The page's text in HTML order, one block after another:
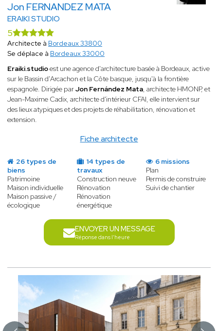
Jon FERNANDEZ MATA
ERAIKI STUDIO
Fiche architecte
5
Architecte à Bordeaux 33800
Se déplace à Bordeaux 33000
Eraiki.studioest une agence d'architecture basée à Bordeaux, active
sur le Bassin d'Arcachon et la Côte basque, jusqu'à la frontière
espagnole. Dirigée parJon Fernández Mata, architecte HMONP, et
Jean-Maxime Cadix, architecte d'intérieur CFAI, elle intervient sur
des lieux atypiques et des projets de réhabilitation, rénovation et
extension.
26 types de
biens
Patrimoine
Maison individuelle
Maison passive /
écologique
14 types de
travaux
Construction neuve
Rénovation
Rénovation
énergétique
6 missions
Plan
Permis de construire
Suivi de chantier
ENVOYER UN MESSAGE
Réponse dans l'heure